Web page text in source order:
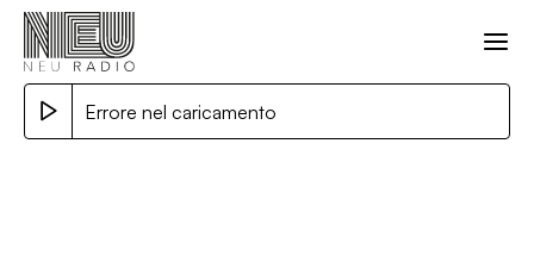
Errore nel caricamento